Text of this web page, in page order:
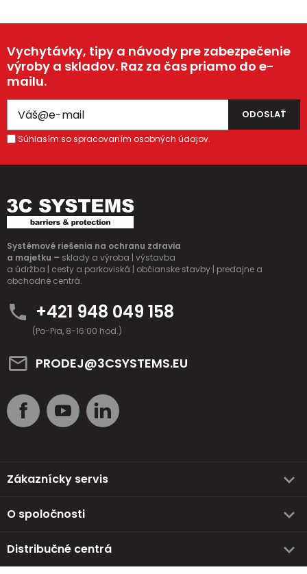
Vychytávky, tipy a návody pre zabezpečenie
výroby a skladov. Raz za čas priamo do e-
mailu.
Súhlasím so spracovaním osobných údajov.
Systémové riešenia na ochranu zdravia
a majetku – sklady a výroba | výstavba
a údržba | cesty a parkoviská | občianske stavby | predajne a
obchodné centrá.
+421 948 049 158
(Po-Pia, 8-16:00 hod.)
PRODEJ@3CSYSTEMS.EU
Zákaznícky servis
O spoločnosti
Distribučné centrá